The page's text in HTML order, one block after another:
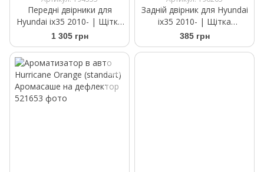
Передні двірники для
Hyundai ix35 2010- | Щітки
склоочисника безкаркасні
Bosch AeroTwin AR 601 S
1 305 грн
Задній двірник для Hyundai
ix35 2010- | Щітка
склоочисника Bosch Rear
H 312 300 мм
385 грн